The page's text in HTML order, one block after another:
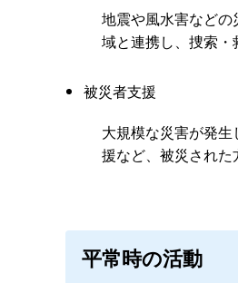
地震や風水害など
域と連携し、捜索・
被災者支援
大規模な災害が発
援など、被災された
平常時の活動